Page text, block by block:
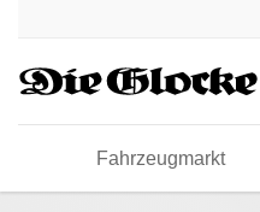
aktivieren
zur
Fahrzeugmarkt